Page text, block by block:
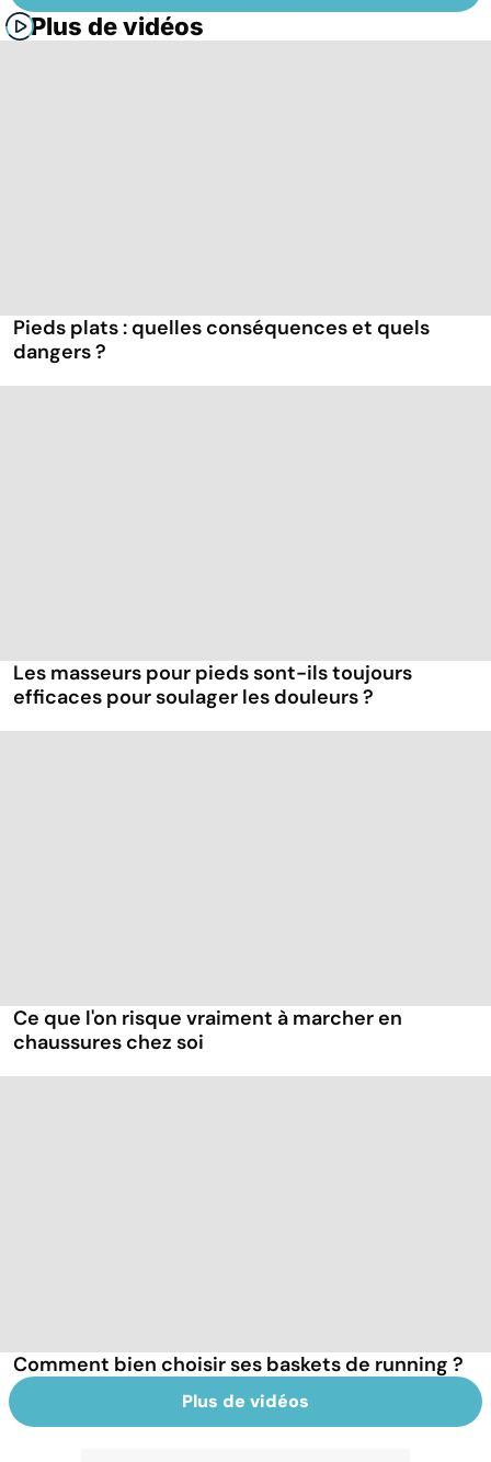
Plus de vidéos
Pieds plats : quelles conséquences et quels
dangers ?
Les masseurs pour pieds sont-ils toujours
efficaces pour soulager les douleurs ?
Ce que l'on risque vraiment à marcher en
chaussures chez soi
Comment bien choisir ses baskets de running ?
Plus de vidéos